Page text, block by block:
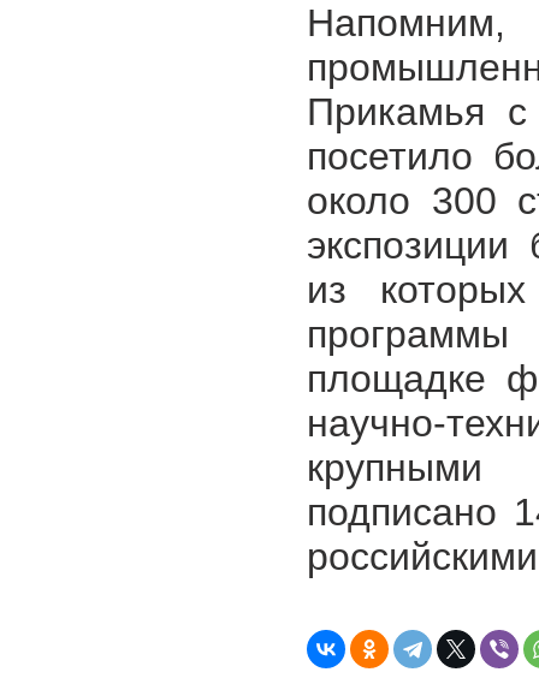
Прикамья
посетило
около 300
из
площадке
научно-
крупными
подписано